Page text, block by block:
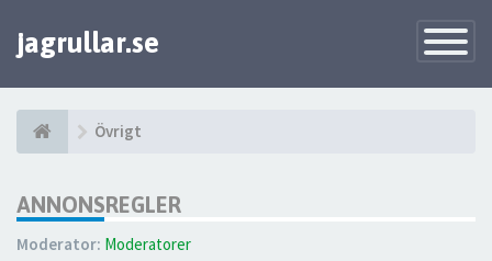
Toggle
jagrullar.se
Övrigt
ANNONSREGLER
Moderator: Moderatorer